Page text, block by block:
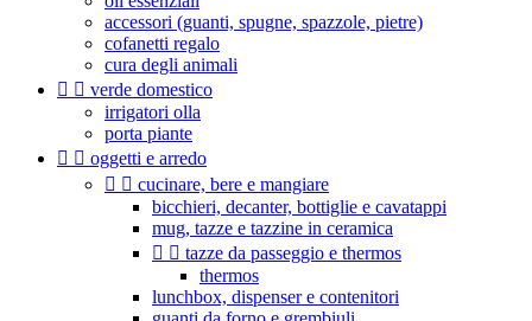
accessori (guanti, spugne, spazzole, pietre)
cofanetti regalo
cura degli animali
  verde domestico
irrigatori olla
porta piante
  oggetti e arredo
  cucinare, bere e mangiare
bicchieri, decanter, bottiglie e cavatappi
mug, tazze e tazzine in ceramica
  tazze da passeggio e thermos
thermos
lunchbox, dispenser e contenitori